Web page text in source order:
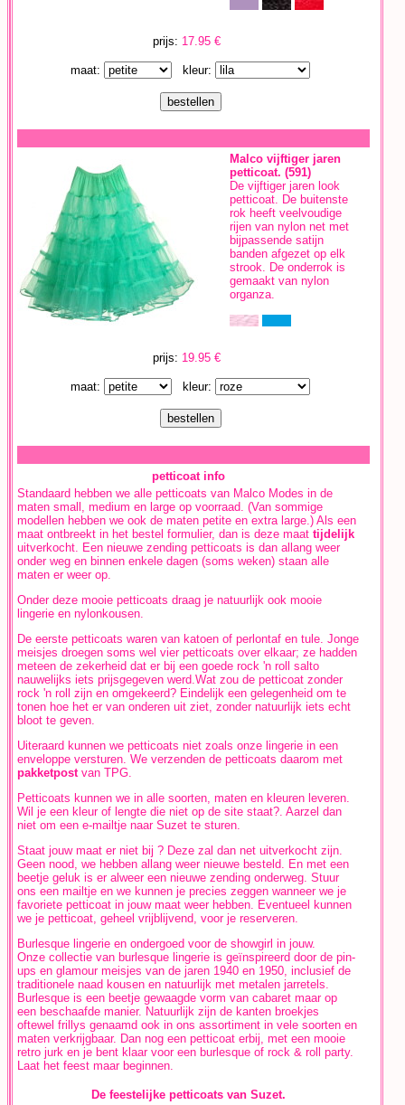
prijs: 17.95 €
maat: kleur:
Malco vijftiger jaren
petticoat. (591)
De vijftiger jaren look
petticoat. De buitenste
rok heeft veelvoudige
rijen van nylon net met
bijpassende satijn
banden afgezet op elk
strook. De onderrok is
gemaakt van nylon
organza.
prijs: 19.95 €
maat: kleur:
petticoat info
Standaard hebben we alle petticoats van Malco Modes in de
maten small, medium en large op voorraad. (Van sommige
modellen hebben we ook de maten petite en extra large.) Als een
maat ontbreekt in het bestel formulier, dan is deze maat tijdelijk
uitverkocht. Een nieuwe zending petticoats is dan allang weer
onder weg en binnen enkele dagen (soms weken) staan alle
maten er weer op.
Onder deze mooie petticoats draag je natuurlijk ook mooie
lingerie en nylonkousen.
De eerste petticoats waren van katoen of perlontaf en tule. Jonge
meisjes droegen soms wel vier petticoats over elkaar; ze hadden
meteen de zekerheid dat er bij een goede rock 'n roll salto
nauwelijks iets prijsgegeven werd.Wat zou de petticoat zonder
rock 'n roll zijn en omgekeerd? Eindelijk een gelegenheid om te
tonen hoe het er van onderen uit ziet, zonder natuurlijk iets echt
bloot te geven.
Uiteraard kunnen we petticoats niet zoals onze lingerie in een
enveloppe versturen. We verzenden de petticoats daarom met
pakketpostvan TPG.
Petticoats kunnen we in alle soorten, maten en kleuren leveren.
Wil je een kleur of lengte die niet op de site staat?. Aarzel dan
niet om een e-mailtje naar Suzet te sturen.
Staat jouw maat er niet bij ? Deze zal dan net uitverkocht zijn.
Geen nood, we hebben allang weer nieuwe besteld. En met een
beetje geluk is er alweer een nieuwe zending onderweg. Stuur
ons een mailtje en we kunnen je precies zeggen wanneer we je
favoriete petticoat in jouw maat weer hebben. Eventueel kunnen
we je petticoat, geheel vrijblijvend, voor je reserveren.
Burlesque lingerie en ondergoed voor de showgirl in jouw.
Onze collectie van burlesque lingerie is geïnspireerd door de pin-
ups en glamour meisjes van de jaren 1940 en 1950, inclusief de
traditionele naad kousen en natuurlijk met metalen jarretels.
Burlesque is een beetje gewaagde vorm van cabaret maar op
een beschaafde manier. Natuurlijk zijn de kanten broekjes
oftewel frillys genaamd ook in ons assortiment in vele soorten en
maten verkrijgbaar. Dan nog een petticoat erbij, met een mooie
retro jurk en je bent klaar voor een burlesque of rock & roll party.
Laat het feest maar beginnen.
De feestelijke petticoats van Suzet.